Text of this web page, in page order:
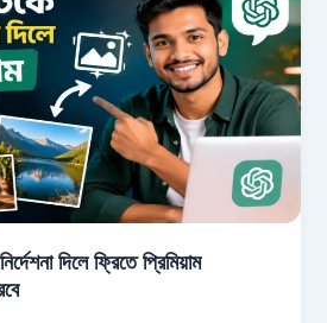
দিলে ফ্রিতে প্রিমিয়াম